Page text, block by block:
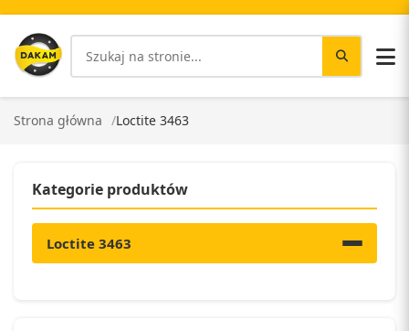
Strona główna Loctite 3463
Kategorie produktów
Loctite 3463